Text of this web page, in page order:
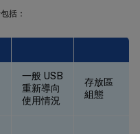
括：
一般 USB
重新導向
使用情況
存放區
組態